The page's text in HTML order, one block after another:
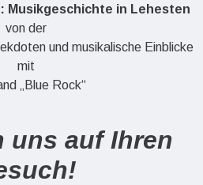
Musikgeschichte in Lehesten
von der
und musikalische Einblicke
mit
„Blue Rock“
uns auf Ihren